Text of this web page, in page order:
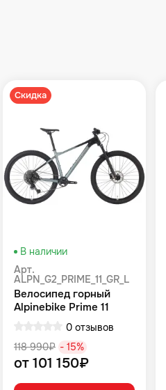
Скидка
В наличии
Арт.
ALPN_G2_PRIME_11_GR_L
Велосипед горный
Alpinebike Prime 11
громовой серый0 отзывов
118 990₽ - 15%
от 101 150₽